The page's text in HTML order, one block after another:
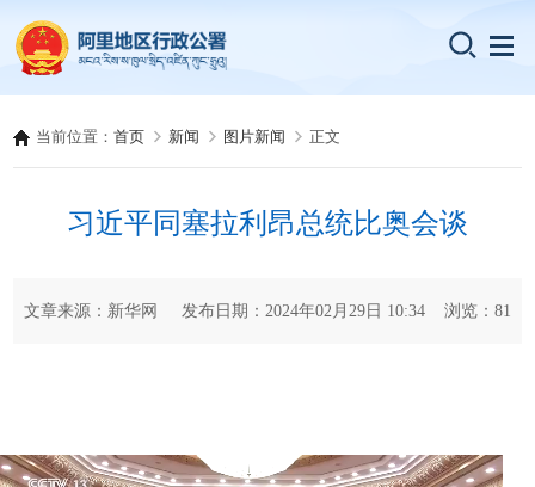
当前位置：首页 新闻 图片新闻 正文
习近平同塞拉利昂总统比奥会谈
文章来源：新华网 发布日期：2024年02月29日 10:34 浏览： 81